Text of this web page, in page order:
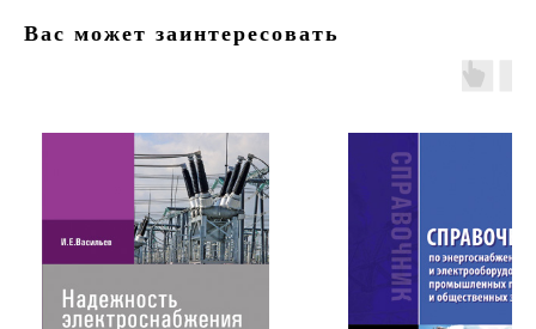
Вас может заинтересовать